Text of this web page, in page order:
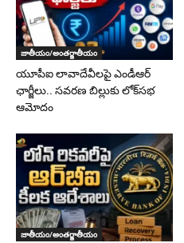
జాతీయం/అంతర్జాతీయం
యూపీఐ లావాదేవీలపై ఎండీఆర్
ఛార్జీలు.. సవరణ బిల్లుకు లోక్‌సభ
ఆమోదం
జాతీయం/అంతర్జాతీయం